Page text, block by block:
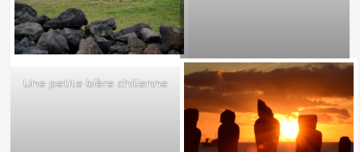
Une petite bière chilienne